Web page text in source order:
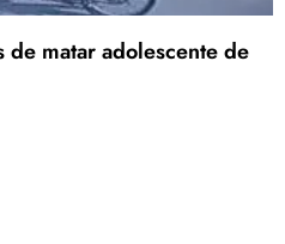
de matar adolescente de